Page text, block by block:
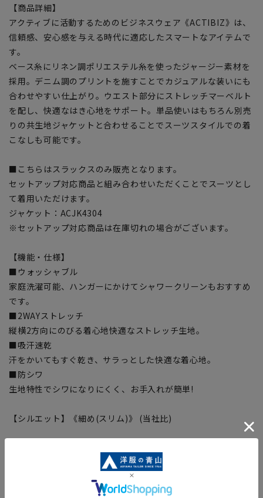
【商品詳細】
アクティブに活動するためのビジネスウェア《ACTIBIZ》は、
信頼感、安心感を与える時代に適応したスマートなアイテムで
す。
ベース糸にリネン調ポリエステル糸を使ったジャージー素材を
採用。デニム調のプリントを施すことでカジュアルな装いにも
合わせやすい仕上がり。ウエスト部分にストレッチマーベルト
を配し、快適なはき心地をサポート。単品使いはもちろん別売
りの共生地ジャケットと合わせることでスーツスタイルでの着
こなしも可能です。
■こちらはスラックスのみ販売となります。
セットアップ対応商品と組み合わせいただくことでスーツとし
て着用いただけます。
ジャケット：ACJK4304
※セットアップ対応商品は在庫切れの場合がございます。
【機能・仕様】
■ウォッシャブル
家庭洗濯可能、ハンガーにかけてシャワークリーンもおすすめ
です。
■2WAYストレッチ
縦横2方向にのびる着心地快適なストレッチ生地。
■吸汗速乾
汗をかいてもすぐ乾き、サラっとした快適な着心地。
■防シワ
生地特性でシワになりにくく、お手入れが簡単!
【シルエット】《細め(スリム)》 (当社比)
こちらの商品の裾直しをする場合は店舗にて承ります。補正料
金については店舗へお問い合わせください。商品の股下以上の
長さの調節は出来ません、予めご了承ください。